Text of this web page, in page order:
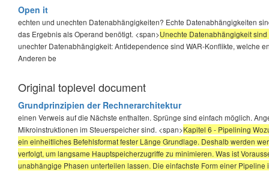
Open it
echten und unechten Datenabhängigkeiten? Echte Datenabhängigkeiten
das Ergebnis als Operand benötigt. <span>Unechte Datenabhängigkeit
unechter Datenabhängigkeit: Antidependence sind WAR-Konflikte, welche
Anderen be
Original toplevel document
Grundprinzipien der Rechnerarchitektur
einen Verweis auf die Nächste enthalten. Sprünge sind einfach möglich.
Mikroinstruktionen im Steuerspeicher sind. <span>Kapitel 6 - Pipelining
ein einheitliches Befehlsformat fester Länge Grundlage. Deshalb werden
verfolgt, um langsame Hauptspeicherzugriffe zu minimieren. Was ist
unabhängige Phasen unterteilen lassen. Die einfachste Form einer